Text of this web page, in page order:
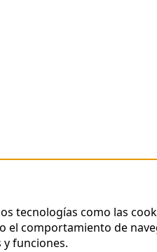
tecnologías como las
comportamiento de
funciones.